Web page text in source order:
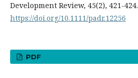
Development Review, 45(2), 421-424.
https://doi.org/10.1111/padr.12256
PDF